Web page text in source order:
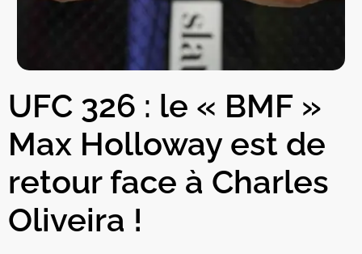
UFC 326 : le « BMF »
Max Holloway est de
retour face à Charles
Oliveira !